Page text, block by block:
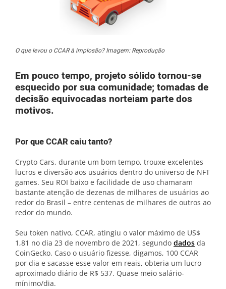
O que levou o CCAR à implosão? Imagem: Reprodução
Em pouco tempo, projeto sólido tornou-se
esquecido por sua comunidade; tomadas de
decisão equivocadas norteiam parte dos
motivos.
Por que CCAR caiu tanto?
Crypto Cars, durante um bom tempo, trouxe excelentes
lucros e diversão aos usuários dentro do universo de NFT
games. Seu ROI baixo e facilidade de uso chamaram
bastante atenção de dezenas de milhares de usuários ao
redor do Brasil – entre centenas de milhares de outros ao
redor do mundo.
Seu token nativo, CCAR, atingiu o valor máximo de US$
1,81 no dia 23 de novembro de 2021, segundo dados da
CoinGecko. Caso o usuário fizesse, digamos, 100 CCAR
por dia e sacasse esse valor em reais, obteria um lucro
aproximado diário de R$ 537. Quase meio salário-
mínimo/dia.